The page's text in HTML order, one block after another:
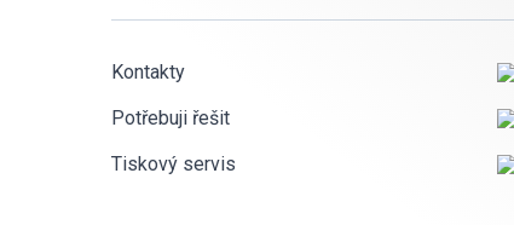
Kontakty
Potřebuji řešit
Tiskový servis